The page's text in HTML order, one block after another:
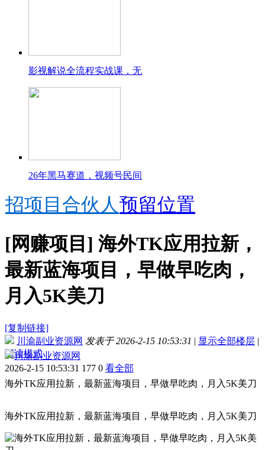
影视解说全流程实战课，无
26年黑马赛道，视频号民间
招项目合伙人预留位置
[网赚项目] 海外TK应用拉新，
最新蓝海项目，早做早吃肉，
月入5K美刀
[复制链接]
川渝副业资源网 发表于 2026-2-15 10:53:31 | 显示全部楼层 |
阅读模式
川渝副业资源网
2026-2-15 10:53:31 177 0 看全部
海外TK应用拉新，最新蓝海项目，早做早吃肉，月入5K美刀
海外TK应用拉新，最新蓝海项目，早做早吃肉，月入5K美刀